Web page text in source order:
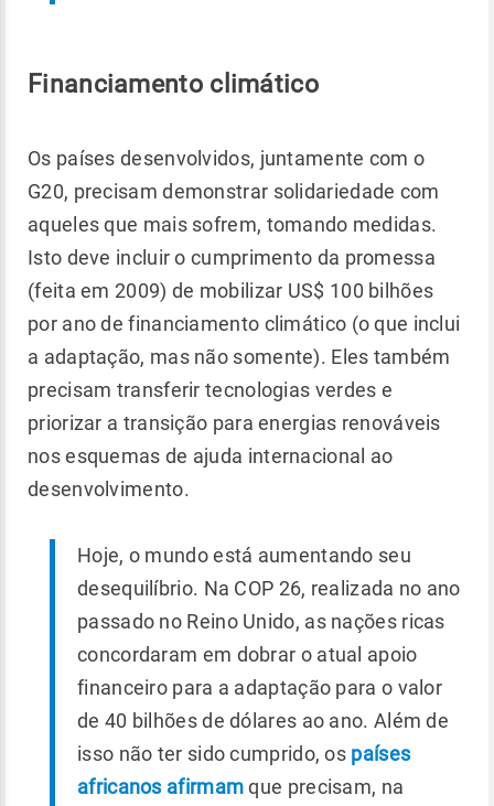
Financiamento climático
Os países desenvolvidos, juntamente com o
G20, precisam demonstrar solidariedade com
aqueles que mais sofrem, tomando medidas.
Isto deve incluir o cumprimento da promessa
(feita em 2009) de mobilizar US$ 100 bilhões
por ano de financiamento climático (o que inclui
a adaptação, mas não somente). Eles também
precisam transferir tecnologias verdes e
priorizar a transição para energias renováveis
nos esquemas de ajuda internacional ao
desenvolvimento.
Hoje, o mundo está aumentando seu
desequilíbrio. Na COP 26, realizada no ano
passado no Reino Unido, as nações ricas
concordaram em dobrar o atual apoio
financeiro para a adaptação para o valor
de 40 bilhões de dólares ao ano. Além de
isso não ter sido cumprido, os países
africanos afirmamque precisam, na